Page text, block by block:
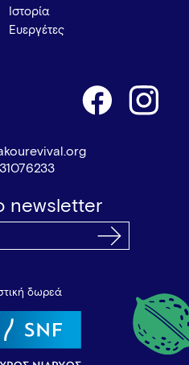
Ιστορία
Ευεργέτες
newsletter
δωρεά